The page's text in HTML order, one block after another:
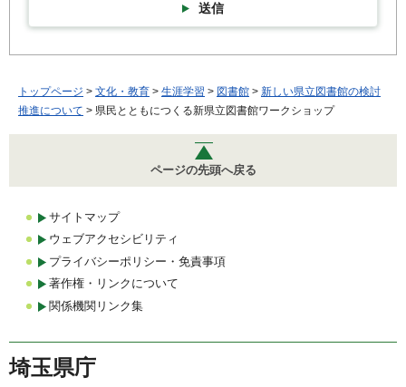
送信
トップページ > 文化・教育 > 生涯学習 > 図書館 > 新しい県立図書館の検討
推進について > 県民とともにつくる新県立図書館ワークショップ
ページの先頭へ戻る
サイトマップ
ウェブアクセシビリティ
プライバシーポリシー・免責事項
著作権・リンクについて
関係機関リンク集
埼玉県庁